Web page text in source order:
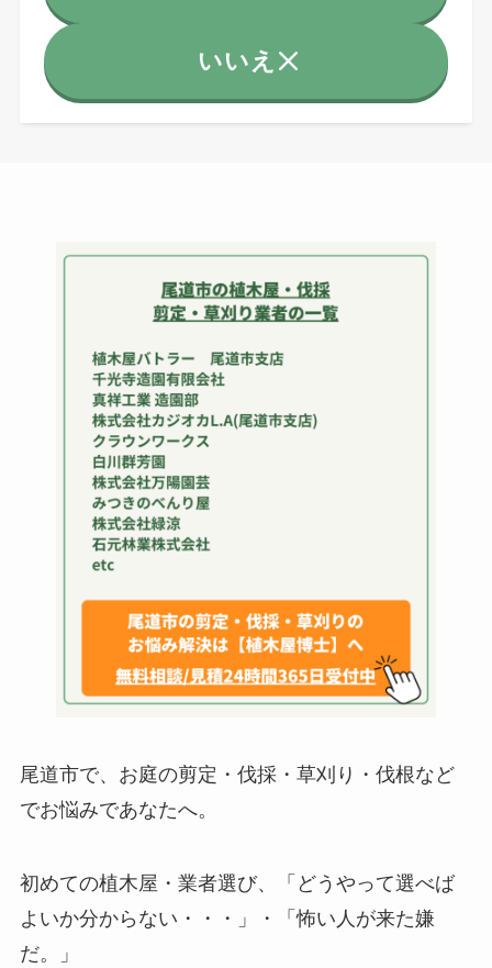
いいえ
尾道市で、お庭の剪定・伐採・草刈り・伐根など
でお悩みであなたへ。
初めての植木屋・業者選び、「どうやって選べば
よいか分からない・・・」・「怖い人が来た嫌
だ。」